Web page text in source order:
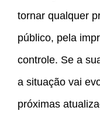
tornar qualquer
público, pela
controle. Se a
a situação vai
próximas